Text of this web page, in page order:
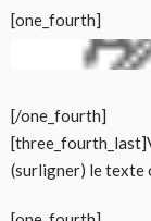
[one_fourth]
[/one_fourth]
(surligner) le texte